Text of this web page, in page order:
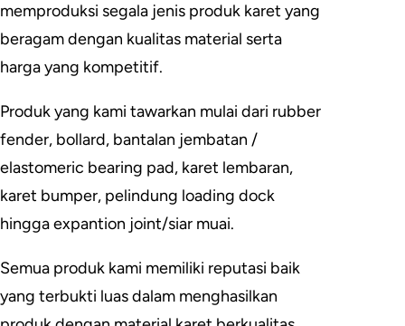
memproduksi segala jenis produk karet yang
beragam dengan kualitas material serta
harga yang kompetitif.
Produk yang kami tawarkan mulai dari rubber
fender, bollard, bantalan jembatan /
elastomeric bearing pad, karet lembaran,
karet bumper, pelindung loading dock
hingga expantion joint/siar muai.
Semua produk kami memiliki reputasi baik
yang terbukti luas dalam menghasilkan